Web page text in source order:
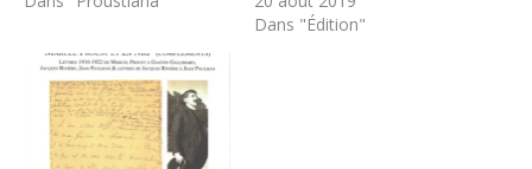
Dans "Édition"